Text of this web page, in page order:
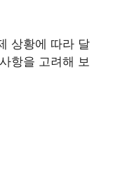
상황에 따라 달
항을 고려해 보